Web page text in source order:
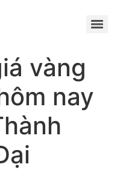
vàng
nay